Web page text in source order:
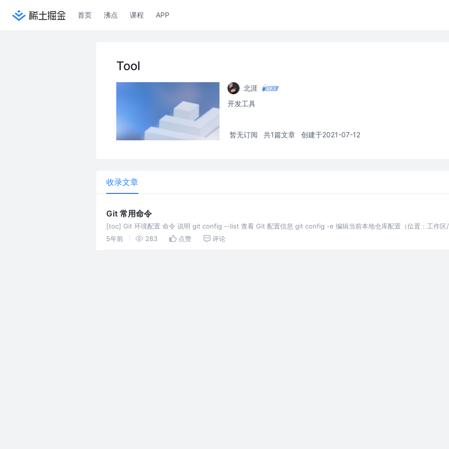
首页 沸点 课程 APP
Tool
北涯
开发工具
暂无订阅 共1篇文章 创建于2021-07-12
收录文章
Git 常用命令
[toc] Git 环境配置 命令 说明 git config --list 查看 Git 配置信息 git config -e 编辑当前本地仓库配置（位置：工作区
5年前
283 点赞 评论